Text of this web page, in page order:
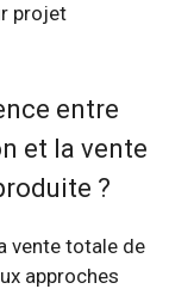
projet
entre
et la vente
?
vente totale de
approches